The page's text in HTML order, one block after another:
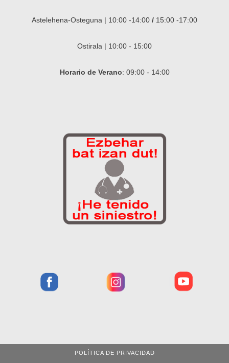
Astelehena-Osteguna | 10:00 -14:00 / 15:00 -17:00
Ostirala | 10:00 - 15:00
Horario de Verano: 09:00 - 14:00
POLÍTICA DE PRIVACIDAD